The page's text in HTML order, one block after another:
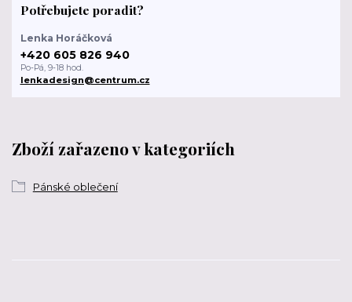
Zboží zařazeno v kategoriích
Pánské oblečení
Potřebujete poradit?
Lenka Horáčková
+420 605 826 940
Po-Pá, 9-18 hod.
lenkadesign@centrum.cz